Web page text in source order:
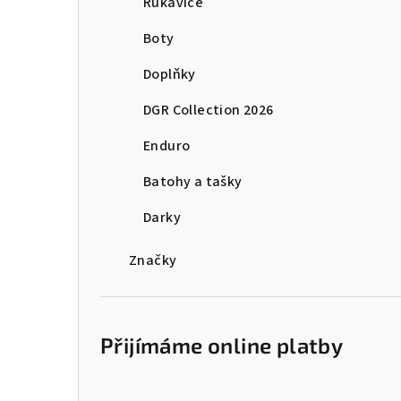
Boty
Doplňky
DGR Collection 2026
Enduro
Batohy a tašky
Darky
Značky
Přijímáme online platby